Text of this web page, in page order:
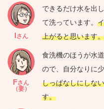
Iさん
できるだけ水を出
て洗っています。
上がると思います。
Fさん
（妻）
食洗機のほうが水
ので、自分なりに
しっぱなしにしな
す。